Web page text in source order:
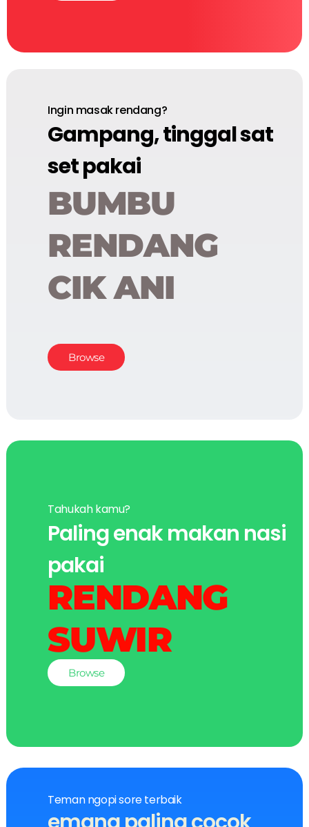
Ingin masak rendang?
Gampang, tinggal sat
set pakai
BUMBU
RENDANG
CIK ANI
Browse
Tahukah kamu?
Paling enak makan nasi
pakai
RENDANG
SUWIR
Browse
Teman ngopi sore terbaik